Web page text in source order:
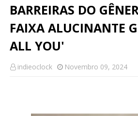
BARREIRAS DO
FAIXA ALUCINANTE
ALL YOU'
indieoclock Novembro 09, 2024